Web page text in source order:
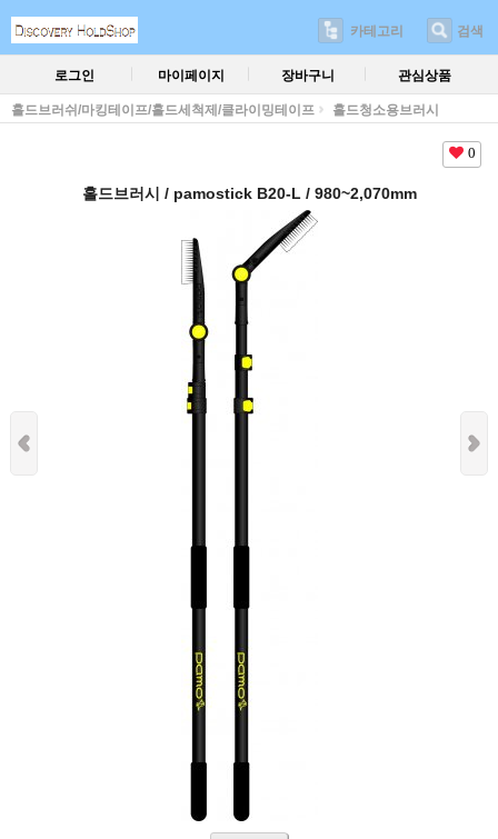
카테고리 검색
로그인 마이페이지 장바구니 관심상품
홀드브러쉬/마킹테이프/홀드세척제/클라이밍테이프 홀드청소용브러시
0
홀드브러시 / pamostick B20-L / 980~2,070mm